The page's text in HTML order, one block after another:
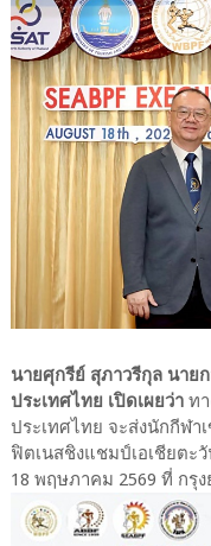
นายศุกรีย์ สุภาวรีกุล นาย
ประเทศไทย เปิดเผยว่าทา
ประเทศไทย จะส่งนักกีฬา
ฟิตเนสชิงแชมป์เอเชียตะ
18 พฤษภาคม 2569 ที่ กรุง